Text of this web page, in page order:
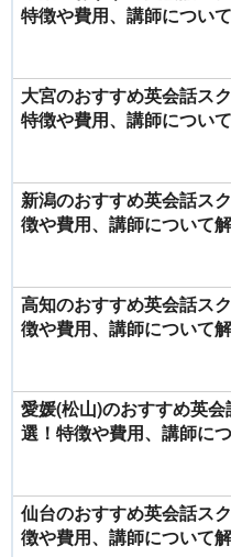
特徴や費用、講師につい
大宮のおすすめ英会話ス
特徴や費用、講師につい
新潟のおすすめ英会話ス
徴や費用、講師について
高知のおすすめ英会話ス
徴や費用、講師について
愛媛(松山)のおすすめ英
選！特徴や費用、講師に
仙台のおすすめ英会話ス
徴や費用、講師について